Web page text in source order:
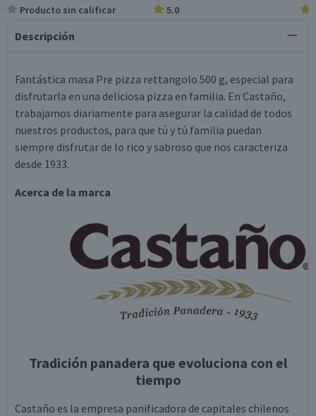
Producto sin calificar 5.0
Descripción
Fantástica masa Pre pizza rettangolo 500 g, especial para
disfrutarla en una deliciosa pizza en familia. En Castaño,
trabajamos diariamente para asegurar la calidad de todos
nuestros productos, para que tú y tú familia puedan
siempre disfrutar de lo rico y sabroso que nos caracteriza
desde 1933.
Acerca de la marca
Tradición panadera que evoluciona con el
tiempo
Castaño es la empresa panificadora de capitales chilenos